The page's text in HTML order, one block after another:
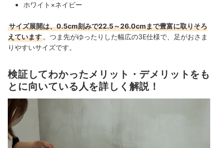
ホワイト×ネイビー
サイズ展開は、0.5cm刻みで22.5～26.0cmまで豊富に取りそろ
えています 。つま先がゆったりした幅広の3E仕様で、足がおさま
りやすいサイズです。
検証してわかったメリット・デメリットをも
とに向いている人を詳しく解説！